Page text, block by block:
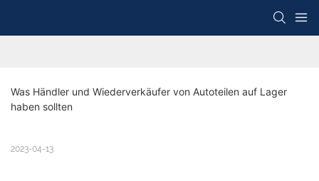
Was Händler und Wiederverkäufer von Autoteilen auf Lager
haben sollten
2023-04-13